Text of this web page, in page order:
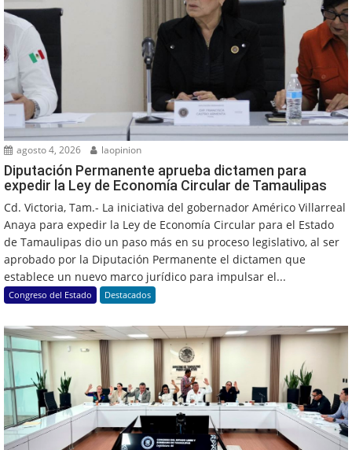
agosto 4, 2026 laopinion
Diputación Permanente aprueba dictamen para
expedir la Ley de Economía Circular de Tamaulipas
Cd. Victoria, Tam.- La iniciativa del gobernador Américo Villarreal
Anaya para expedir la Ley de Economía Circular para el Estado
de Tamaulipas dio un paso más en su proceso legislativo, al ser
aprobado por la Diputación Permanente el dictamen que
establece un nuevo marco jurídico para impulsar el...
Congreso del Estado Destacados